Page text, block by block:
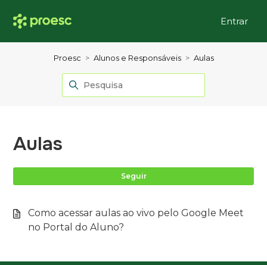
Entrar
Proesc Alunos e Responsáveis Aulas
Aulas
Seguir
Como acessar aulas ao vivo pelo Google Meet
no Portal do Aluno?